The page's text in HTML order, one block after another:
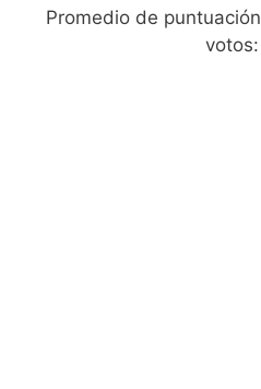
Promedio de puntuación
votos: